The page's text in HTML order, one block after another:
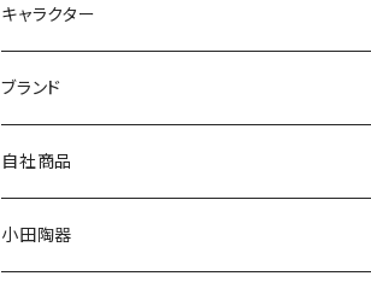
九谷焼
マグ＆カップ
プレート
ボウル
キャラクター
ムーミン
80th記念アイテム
リトルミイの日記念アイテム
MOOMIN ANIMATION
スヌーピー
ブランド
LA AMYS(エミーズ)
LISA LARSON(リサラーソン)
自社商品
ねこ企画
小田陶器